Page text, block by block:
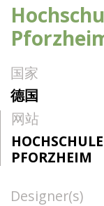
国家
德国
网站
PFORZHEIM
Designer(s)